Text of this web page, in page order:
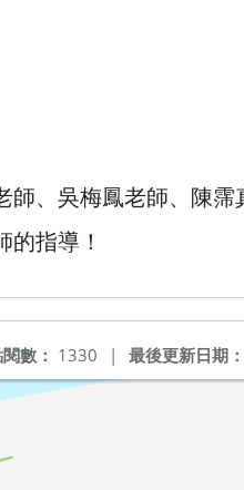
、吳梅鳳老師、陳
指導！
最後更新日期：
數： 1330 |